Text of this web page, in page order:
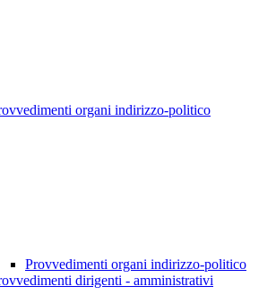
organi indirizzo-politico
Provvedimenti organi indirizzo-politico
dirigenti - amministrativi